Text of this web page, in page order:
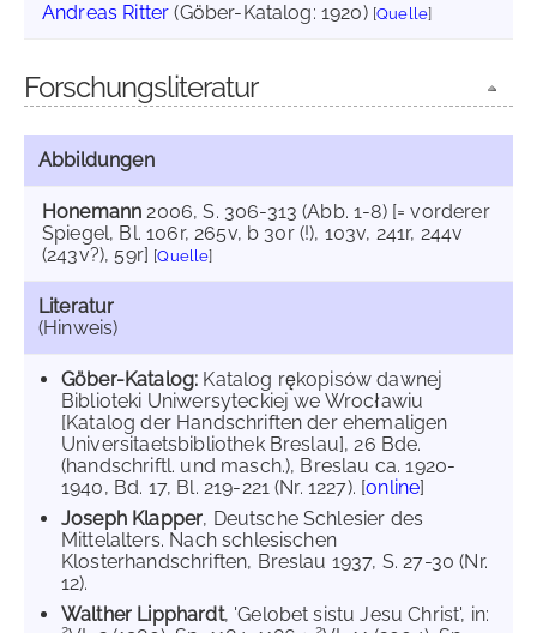
Andreas Ritter (Göber-Katalog: 1920) [Quelle]
Forschungsliteratur
Abbildungen
Honemann 2006, S. 306-313 (Abb. 1-8) [= vorderer
Spiegel, Bl. 106r, 265v, b 30r (!), 103v, 241r, 244v
(243v?), 59r] [Quelle]
Literatur
(Hinweis)
Göber-Katalog: Katalog rękopisów dawnej
Biblioteki Uniwersyteckiej we Wrocławiu
[Katalog der Handschriften der ehemaligen
Universitaetsbibliothek Breslau], 26 Bde.
(handschriftl. und masch.), Breslau ca. 1920-
1940, Bd. 17, Bl. 219-221 (Nr. 1227). [online]
Joseph Klapper, Deutsche Schlesier des
Mittelalters. Nach schlesischen
Klosterhandschriften, Breslau 1937, S. 27-30 (Nr.
12).
Walther Lipphardt, 'Gelobet sistu Jesu Christ', in: